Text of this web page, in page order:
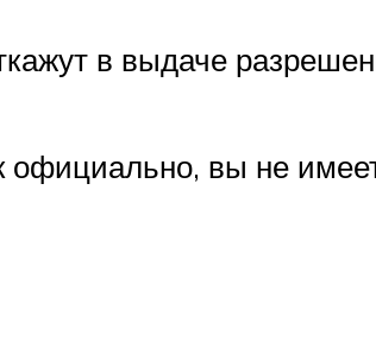
в выдаче
официально, вы не